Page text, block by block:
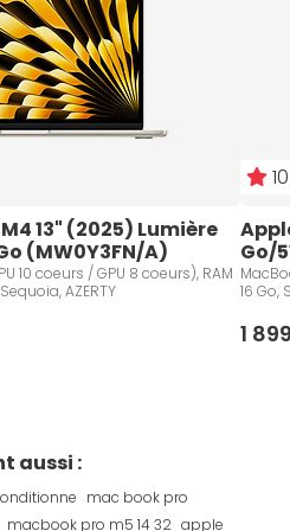
13" (2025) Lumière
(MW0Y3FN/A)
10 coeurs / GPU 8 coeurs), RAM
AZERTY
Go/
16 Go,
1
aussi :
mac book pro
macbook pro m5 14 32 apple